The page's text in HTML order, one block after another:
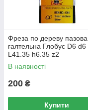
Фреза по дереву пазова
галтельна Глобус D6 d6
L41.35 h6.35 z2
В наявності
200 ₴
Купити